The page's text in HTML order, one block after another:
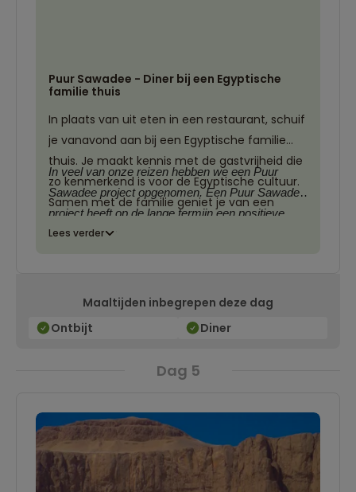
Puur Sawadee - Diner bij een Egyptische
familie thuis
In plaats van uit eten in een restaurant, schuif
je vanavond aan bij een Egyptische familie
thuis. Je maakt kennis met de gastvrijheid die
zo kenmerkend is voor de Egyptische cultuur.
Samen met de familie geniet je van een
tradities en het belang van samen eten.
In veel van onze reizen hebben we een Puur
Sawadee project opgenomen. Een Puur Sawadee
project heeft op de lange termijn een positieve
impact op natuur, lokale economie, culturele
reizigers de mogelijkheid om op een unieke
een steentje bij te dragen aan positieve
Lees verder
Maaltijden inbegrepen deze dag
Ontbijt
Diner
Dag 5